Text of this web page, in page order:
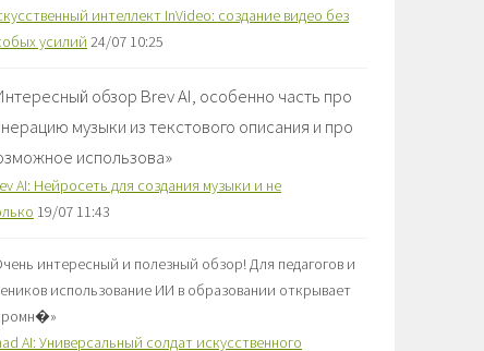
интеллект InVideo: создание видео без
усилий 24/07 10:25
обзор Brev AI, особенно часть про
музыки из текстового описания и про
использова»
AI: Нейросеть для создания музыки и не
19/07 11:43
интересный и полезный обзор! Для педагогов и
использование ИИ в образовании открывает
»
AI: Универсальный солдат искусственного